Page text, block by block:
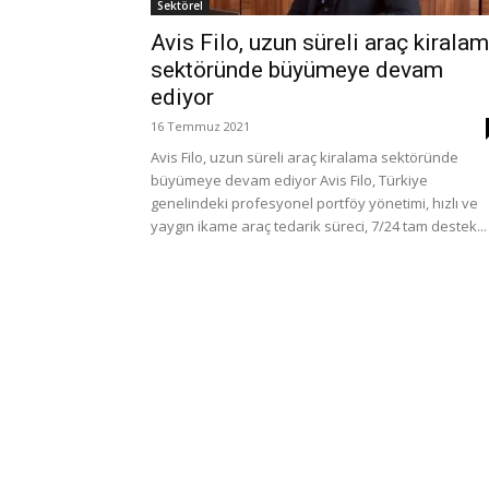
Sektörel
Avis Filo, uzun süreli araç
sektöründe büyümeye devam
ediyor
16 Temmuz 2021
Avis Filo, uzun süreli araç kiralama sektöründe
büyümeye devam ediyor Avis Filo, Türkiye
genelindeki profesyonel portföy yönetimi, hızlı ve
yaygın ikame araç tedarik süreci, 7/24 tam destek...